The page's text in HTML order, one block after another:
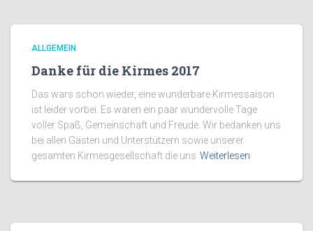
ALLGEMEIN
Danke für die Kirmes 2017
Das wars schon wieder, eine wunderbare Kirmessaison
ist leider vorbei. Es waren ein paar wundervolle Tage
voller Spaß, Gemeinschaft und Freude. Wir bedanken uns
bei allen Gästen und Unterstützern sowie unserer
gesamten Kirmesgesellschaft die uns Weiterlesen